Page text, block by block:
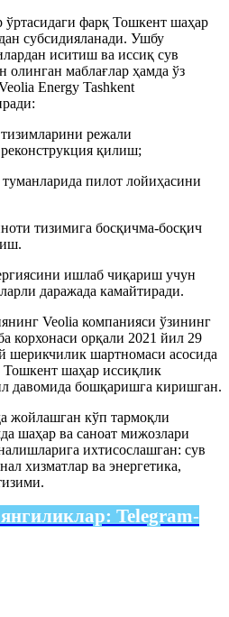
ўртасидаги фарқ Тошкент шаҳар
субсидияланади. Ушбу
иситиш ва иссиқ сув
олинган маблағлар ҳамда ўз
Energy Tashkent
режали
қилиш;
пилот лойиҳасини
тизимига босқичма-босқич
ишлаб чиқариш учун
даражада камайтиради.
Veolia компанияси ўзининг
корхонаси орқали 2021 йил 29
шерикчилик шартномаси асосида
шаҳар иссиқлик
давомида бошқаришга киришган.
жойлашган кўп тармоқли
шаҳар ва саноат мижозлари
ихтисослашган: сув
хизматлар ва энергетика,
Telegram-